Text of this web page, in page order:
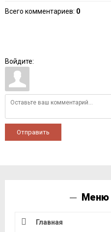
Всего комментариев: 0
Войдите:
Отправить
Меню
Главная